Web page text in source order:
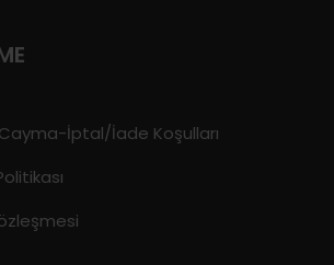
İptal/İade Koşulları